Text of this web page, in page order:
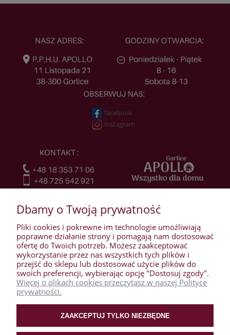
facebook
instagram
WARUNKI ZAKUPÓW
MOJE KONTO
Dbamy o Twoją prywatność
Pliki cookies i pokrewne im technologie umożliwiają
poprawne działanie strony i pomagają nam dostosować
ofertę do Twoich potrzeb. Możesz zaakceptować
wykorzystanie przez nas wszystkich tych plików i
przejść do sklepu lub dostosować użycie plików do
swoich preferencji, wybierając opcję "Dostosuj zgody".
Więcej o plikach cookies przeczytasz w naszej Polityce
prywatności.
ZAAKCEPTUJ TYLKO NIEZBĘDNE